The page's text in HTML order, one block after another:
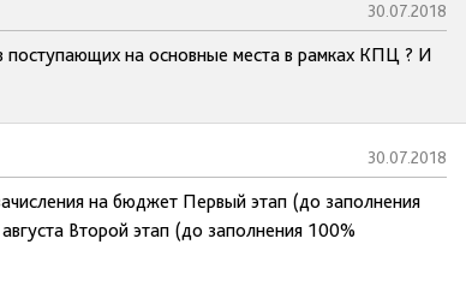
30.07.2018
поступающих на основные места в рамках КПЦ ? И
30.07.2018
на бюджет Первый этап (до заполнения
Второй этап (до заполнения 100%